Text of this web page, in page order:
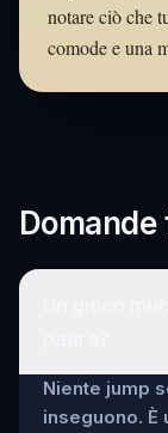
notare ciò che
comode e una
Niente jump
inseguono. È